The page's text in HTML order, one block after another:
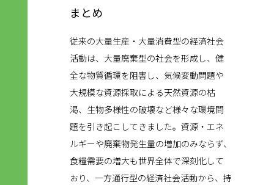
まとめ
従来の大量生産・大量消費型の経済社会
活動は、大量廃棄型の社会を形成し、健
全な物質循環を阻害し、気候変動問題や
大規模な資源採取による天然資源の枯
渇、生物多様性の破壊など様々な環境問
題を引き起こしてきました。資源・エネ
ルギーや廃棄物発生量の増加のみならず、
食糧需要の増大も世界全体で深刻化して
おり、一方通行型の経済社会活動から、持